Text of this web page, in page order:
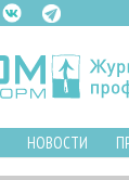
НОВОСТИ